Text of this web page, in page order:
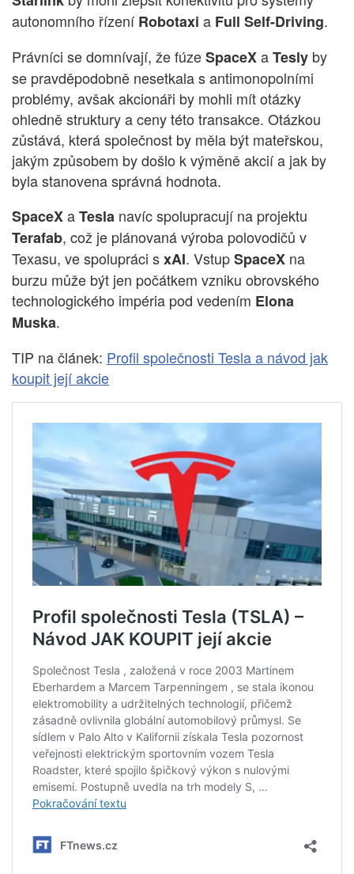
autonomního řízeníRobotaxi a Full Self-Driving.
Právníci se domnívají, že fúzeSpaceXaTesly by
se pravděpodobně nesetkala s antimonopolními
problémy, avšak akcionáři by mohli mít otázky
ohledně struktury a ceny této transakce. Otázkou
zůstává, která společnost by měla být mateřskou,
jakým způsobem by došlo k výměně akcií a jak by
byla stanovena správná hodnota.
SpaceXaTesla navíc spolupracují na projektu
Terafab, což je plánovaná výroba polovodičů v
Texasu, ve spolupráci sxAI. VstupSpaceX na
burzu může být jen počátkem vzniku obrovského
technologického impéria pod vedením Elona
Muska.
TIP na článek: Profil společnosti Tesla a návod jak
koupit její akcie